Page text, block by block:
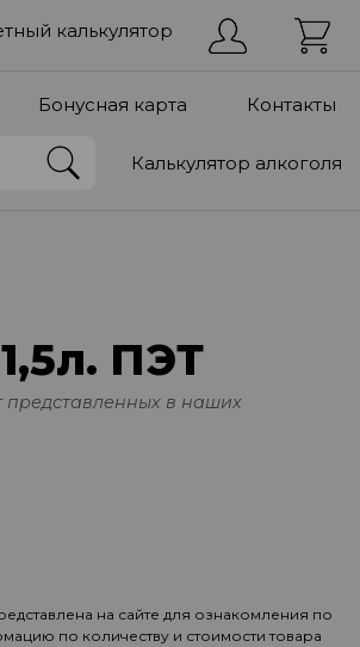
калькулятор
Бонусная карта Контакты
Калькулятор алкоголя
ПЭТ
представленных в наших
на сайте для ознакомления по
по количеству и стоимости товара